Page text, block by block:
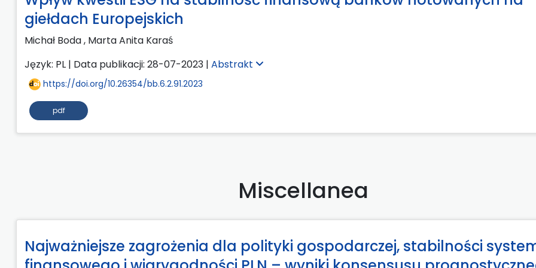
giełdach Europejskich
Michał Boda, Marta Anita Karaś
Język: PL | Data publikacji: 28-07-2023 | Abstrakt
https://doi.org/10.26354/bb.6.2.91.2023
pdf
Miscellanea
Najważniejsze zagrożenia dla polityki gospodarczej, stabilności